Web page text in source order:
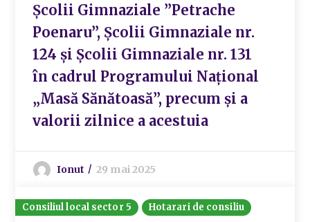
Şcolii Gimnaziale ”Petrache
Poenaru”, Școlii Gimnaziale nr.
124 și Școlii Gimnaziale nr. 131
în cadrul Programului Național
„Masă Sănătoasă”, precum și a
valorii zilnice a acestuia
Ionut 29 mai 2025
Consiliul local sector 5
Hotarari de consiliu